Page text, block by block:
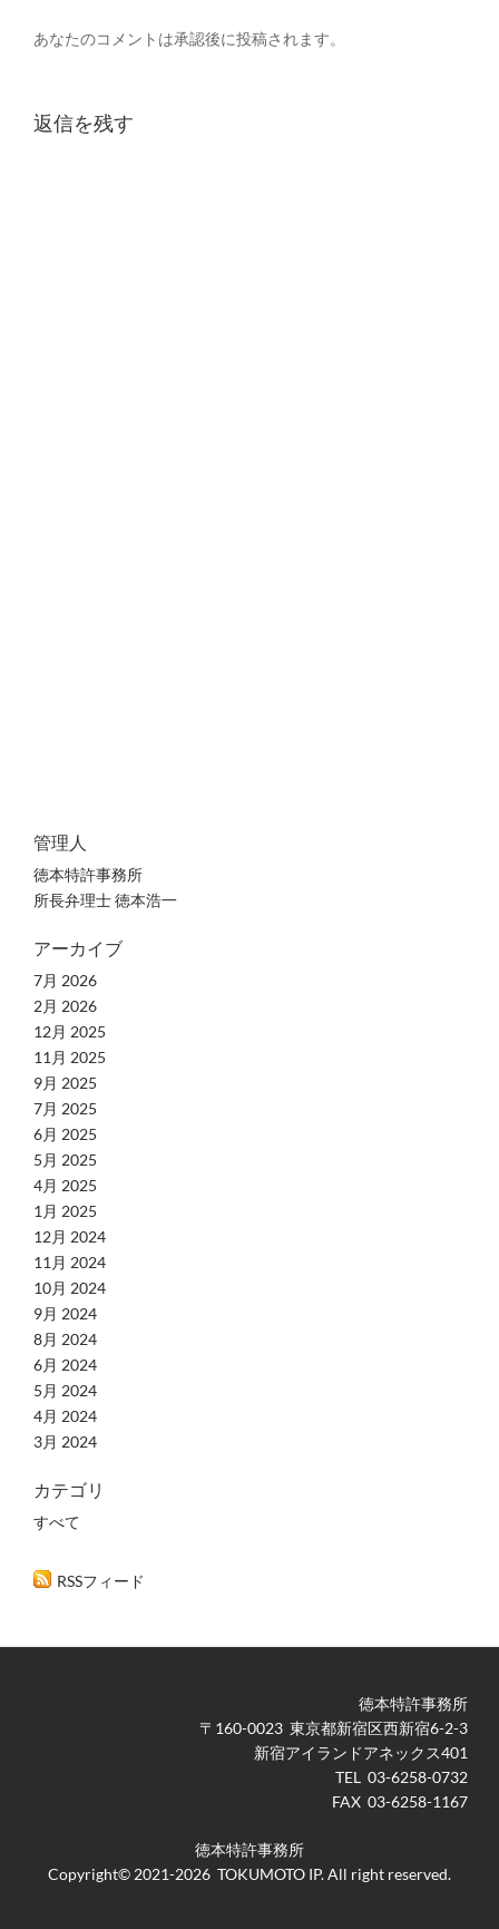
あなたのコメントは承認後に投稿されます。
返信を残す
管理人
徳本特許事務所
所長弁理士 徳本浩一
アーカイブ
7月 2026
2月 2026
12月 2025
11月 2025
9月 2025
7月 2025
6月 2025
5月 2025
4月 2025
1月 2025
12月 2024
11月 2024
10月 2024
9月 2024
8月 2024
6月 2024
5月 2024
4月 2024
3月 2024
カテゴリ
すべて
RSSフィード
徳本特許事務所
​〒160-0023 東京都新宿区西新宿6-2-3
新宿アイランドアネックス401
TEL 03-6258-0732
FAX 03-6258-1167
徳本特許事務所
Copyright© 2021-2026 TOKUMOTO IP. All right reserved.